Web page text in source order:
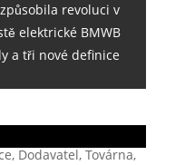
revoluci v
elektrické BMWB
a tři nové definice
Dodavatel, Továrna,